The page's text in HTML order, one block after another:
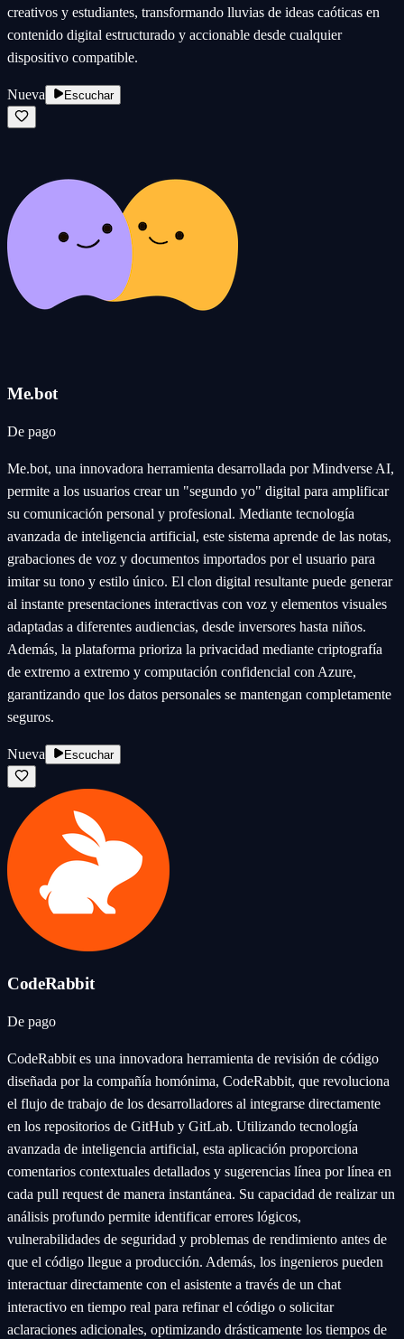
creativos y estudiantes, transformando lluvias de ideas caóticas en
contenido digital estructurado y accionable desde cualquier
dispositivo compatible.
Nueva Escuchar
Me.bot
De pago
Me.bot, una innovadora herramienta desarrollada por Mindverse AI,
permite a los usuarios crear un "segundo yo" digital para amplificar
su comunicación personal y profesional. Mediante tecnología
avanzada de inteligencia artificial, este sistema aprende de las notas,
grabaciones de voz y documentos importados por el usuario para
imitar su tono y estilo único. El clon digital resultante puede generar
al instante presentaciones interactivas con voz y elementos visuales
adaptadas a diferentes audiencias, desde inversores hasta niños.
Además, la plataforma prioriza la privacidad mediante criptografía
de extremo a extremo y computación confidencial con Azure,
garantizando que los datos personales se mantengan completamente
seguros.
Nueva Escuchar
CodeRabbit
De pago
CodeRabbit es una innovadora herramienta de revisión de código
diseñada por la compañía homónima, CodeRabbit, que revoluciona
el flujo de trabajo de los desarrolladores al integrarse directamente
en los repositorios de GitHub y GitLab. Utilizando tecnología
avanzada de inteligencia artificial, esta aplicación proporciona
comentarios contextuales detallados y sugerencias línea por línea en
cada pull request de manera instantánea. Su capacidad de realizar un
análisis profundo permite identificar errores lógicos,
vulnerabilidades de seguridad y problemas de rendimiento antes de
que el código llegue a producción. Además, los ingenieros pueden
interactuar directamente con el asistente a través de un chat
interactivo en tiempo real para refinar el código o solicitar
aclaraciones adicionales, optimizando drásticamente los tiempos de